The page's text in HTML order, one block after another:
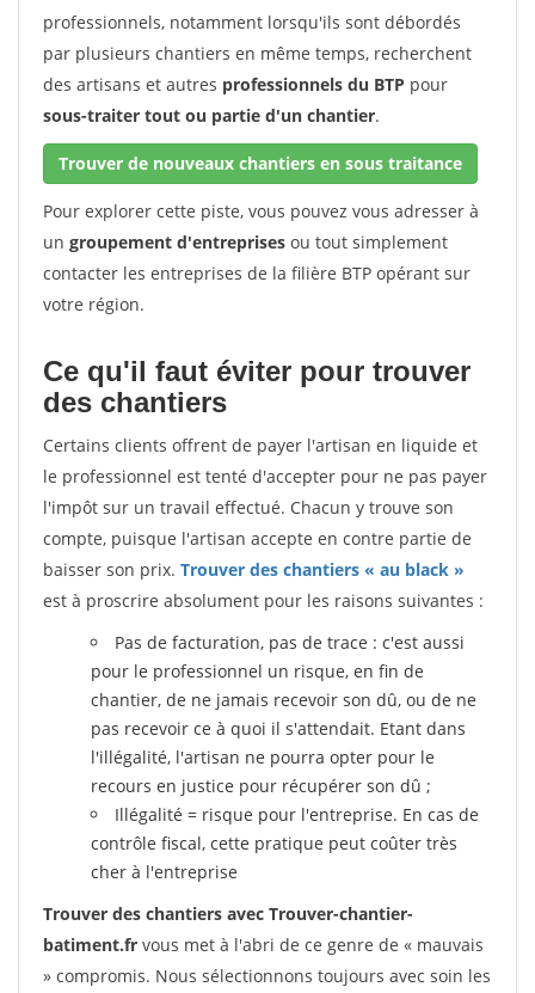
professionnels, notamment lorsqu'ils sont débordés
par plusieurs chantiers en même temps, recherchent
des artisans et autres professionnels du BTP pour
sous-traiter tout ou partie d'un chantier.
Trouver de nouveaux chantiers en sous traitance
Pour explorer cette piste, vous pouvez vous adresser à
un groupement d'entreprises ou tout simplement
contacter les entreprises de la filière BTP opérant sur
votre région.
Ce qu'il faut éviter pour trouver
des chantiers
Certains clients offrent de payer l'artisan en liquide et
le professionnel est tenté d'accepter pour ne pas payer
l'impôt sur un travail effectué. Chacun y trouve son
compte, puisque l'artisan accepte en contre partie de
baisser son prix. Trouver des chantiers « au black »
est à proscrire absolument pour les raisons suivantes :
Pas de facturation, pas de trace : c'est aussi
pour le professionnel un risque, en fin de
chantier, de ne jamais recevoir son dû, ou de ne
pas recevoir ce à quoi il s'attendait. Etant dans
l'illégalité, l'artisan ne pourra opter pour le
recours en justice pour récupérer son dû ;
Illégalité = risque pour l'entreprise. En cas de
contrôle fiscal, cette pratique peut coûter très
cher à l'entreprise
Trouver des chantiers avec Trouver-chantier-
batiment.fr vous met à l'abri de ce genre de « mauvais
» compromis. Nous sélectionnons toujours avec soin les